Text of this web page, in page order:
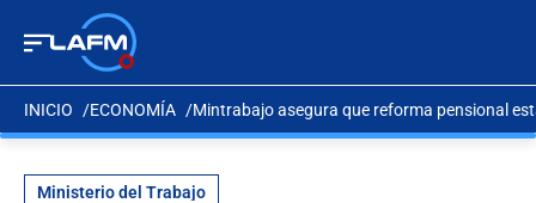
INICIO ECONOMÍA Mintrabajo asegura que reforma pensional
Ministerio del Trabajo